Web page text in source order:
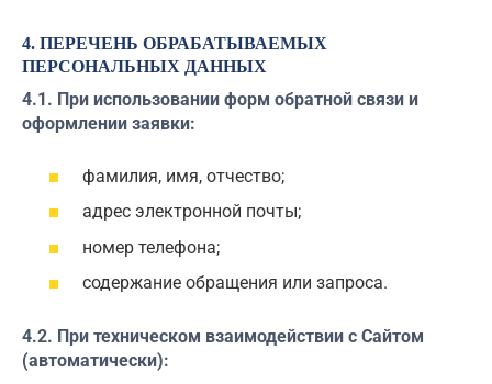
4. ПЕРЕЧЕНЬ ОБРАБАТЫВАЕМЫХ
ПЕРСОНАЛЬНЫХ ДАННЫХ
4.1. При использовании форм обратной связи и
оформлении заявки:
фамилия, имя, отчество;
адрес электронной почты;
номер телефона;
содержание обращения или запроса.
4.2. При техническом взаимодействии с Сайтом
(автоматически):